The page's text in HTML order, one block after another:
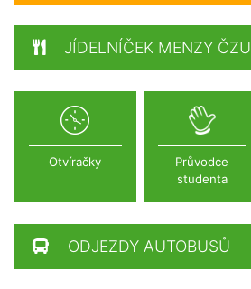
JÍDELNÍČEK MENZY ČZU
Otvíračky
Průvodce
studenta
ODJEZDY AUTOBUSŮ